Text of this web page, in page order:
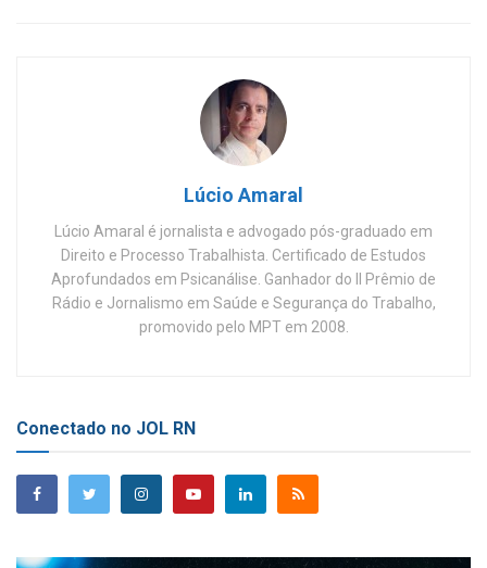
Lúcio Amaral
Lúcio Amaral é jornalista e advogado pós-graduado em
Direito e Processo Trabalhista. Certificado de Estudos
Aprofundados em Psicanálise. Ganhador do II Prêmio de
Rádio e Jornalismo em Saúde e Segurança do Trabalho,
promovido pelo MPT em 2008.
Conectado no JOL RN